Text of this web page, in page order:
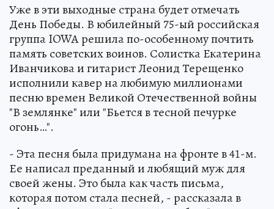
Уже в эти выходные страна будет отмечать
День Победы. В юбилейный 75-ый российская
группа IOWA решила по-особенному почтить
память советских воинов. Солистка Екатерина
Иванчикова и гитарист Леонид Терещенко
исполнили кавер на любимую миллионами
песню времен Великой Отечественной войны
"В землянке" или "Бьется в тесной печурке
огонь…".
- Эта песня была придумана на фронте в 41-м.
Ее написал преданный и любящий муж для
своей жены. Это была как часть письма,
которая потом стала песней, - рассказала в